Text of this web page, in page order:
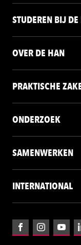
STUDEREN BIJ
OVER DE HAN
PRAKTISCHE
ONDERZOEK
SAMENWERKEN
INTERNATIONAL
FacebookInstagram